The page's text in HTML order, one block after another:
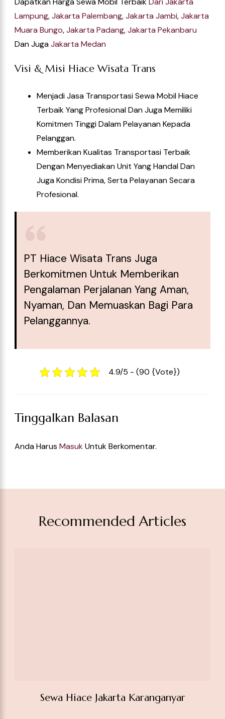
Lampung,Jakarta Palembang,Jakarta Jambi,Jakarta
Muara Bungo,Jakarta Padang,Jakarta Pekanbaru
Dan JugaJakarta Medan
Visi & Misi Hiace Wisata Trans
Menjadi Jasa Transportasi Sewa Mobil Hiace
Terbaik Yang Profesional Dan Juga Memiliki
Komitmen Tinggi Dalam Pelayanan Kepada
Pelanggan.
Memberikan Kualitas Transportasi Terbaik
Dengan Menyediakan Unit Yang Handal Dan
Juga Kondisi Prima, Serta Pelayanan Secara
Profesional.
PT Hiace Wisata Trans Juga
Berkomitmen Untuk Memberikan
Pengalaman Perjalanan Yang Aman,
Nyaman, Dan Memuaskan Bagi Para
Pelanggannya.
4.9/5 - (90 {vote})
Tinggalkan Balasan
Anda Harus MasukUntuk Berkomentar.
Recommended Articles
Sewa Hiace Jakarta Karanganyar